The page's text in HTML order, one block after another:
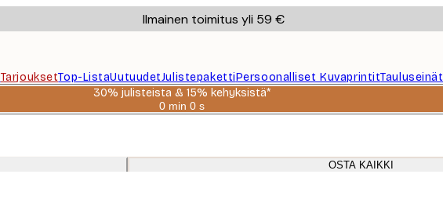
Ilmainen toimitus yli 59 €
TarjouksetTop-ListaUutuudetJulistepakettiPersoonalliset KuvaprintitTauluseinät
30% julisteista & 15% kehyksistä*
0 min 0 s
Voimassa
06
OSTA KAIKKI